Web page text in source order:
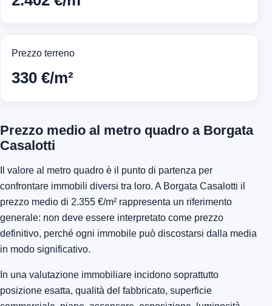
Prezzo terreno
330 €/m²
Prezzo medio al metro quadro a Borgata
Casalotti
Il valore al metro quadro è il punto di partenza per
confrontare immobili diversi tra loro. A Borgata Casalotti il
prezzo medio di 2.355 €/m² rappresenta un riferimento
generale: non deve essere interpretato come prezzo
definitivo, perché ogni immobile può discostarsi dalla media
in modo significativo.
In una valutazione immobiliare incidono soprattutto
posizione esatta, qualità del fabbricato, superficie